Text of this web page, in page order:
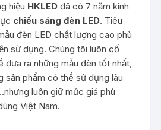
hiệu HKLED đã có 7 năm kinh
chiếu sáng đèn LED. Tiêu
đèn LED chất lượng cao phù
sử dụng. Chúng tôi luôn cố
đưa ra những mẫu đèn tốt nhất,
sản phẩm có thể sử dụng lâu
luôn giữ mức giá phù
Việt Nam.